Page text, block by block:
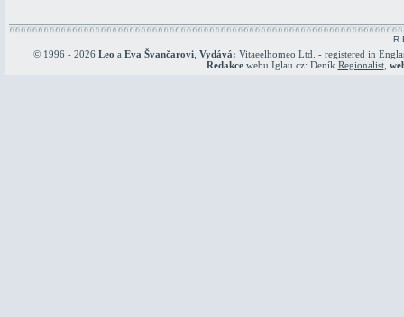
R
© 1996 - 2026 Leo a Eva Švančarovi Vydává: Vitaeelhomeo Ltd. - registered in
Redakcewebu Iglau.cz: Deník Regionalist,